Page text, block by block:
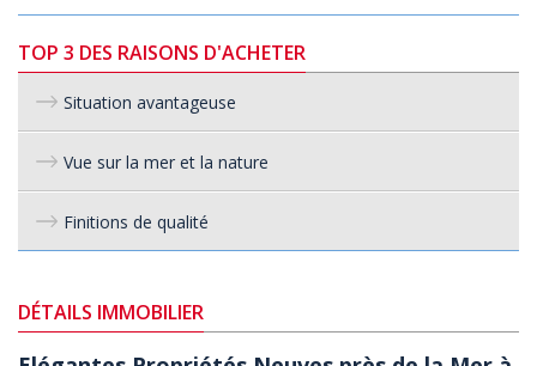
TOP 3 DES RAISONS D'ACHETER
Situation avantageuse
Vue sur la mer et la nature
Finitions de qualité
DÉTAILS IMMOBILIER